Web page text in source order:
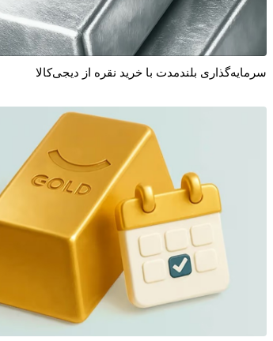
سرمایه‌گذاری بلندمدت با خرید نقره از دیجی‌کالا